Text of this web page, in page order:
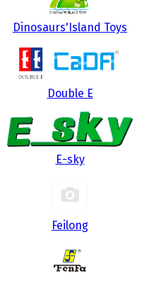
Dinosaurs'Island Toys
Double E
E-sky
Feilong